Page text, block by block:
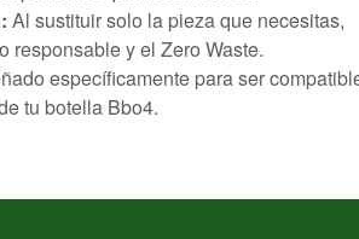
Al sustituir solo la pieza que necesitas,
responsable y el Zero Waste.
específicamente para ser
tu botella Bbo4.